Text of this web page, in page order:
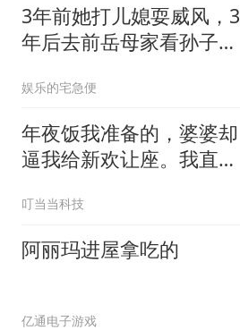
3年前她打儿媳耍威风，3
年后去前岳母家看孙子，
娱乐的宅急便
年夜饭我准备的，婆婆却
逼我给新欢让座。我直接
求我回去
叮当当科技
阿丽玛进屋拿吃的
亿通电子游戏